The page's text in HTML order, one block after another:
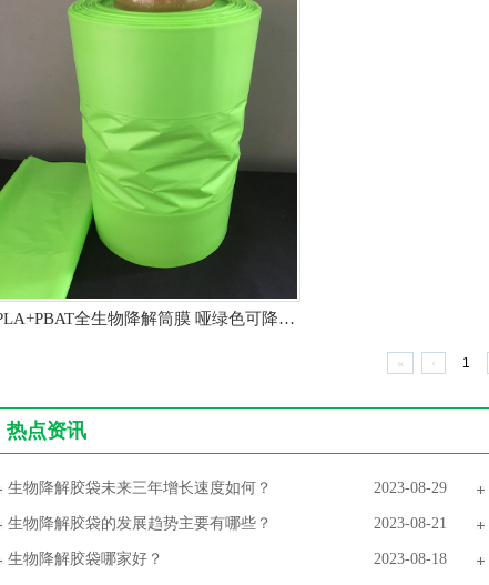
PLA+PBAT全生物降解筒膜 哑绿色可降解袋膜
« ‹ 1
热点资讯
2023-08-29
生物降解胶袋未来三年增长速度如何？
2023-08-21
生物降解胶袋的发展趋势主要有哪些？
2023-08-18
生物降解胶袋哪家好？